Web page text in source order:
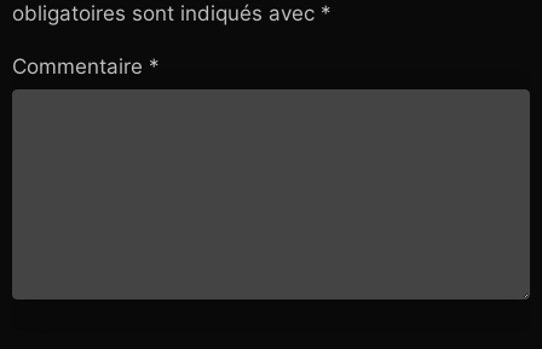
obligatoires sont indiqués avec *
Commentaire *